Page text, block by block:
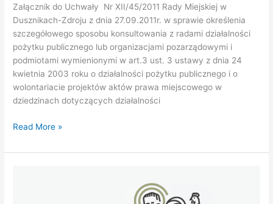
Załącznik do Uchwały Nr XII/45/2011 Rady Miejskiej w
Dusznikach-Zdroju z dnia 27.09.2011r. w sprawie określenia
szczegółowego sposobu konsultowania z radami działalności
pożytku publicznego lub organizacjami pozarządowymi i
podmiotami wymienionymi w art.3 ust. 3 ustawy z dnia 24
kwietnia 2003 roku o działalności pożytku publicznego i o
wolontariacie projektów aktów prawa miejscowego w
dziedzinach dotyczących działalności
Read More »